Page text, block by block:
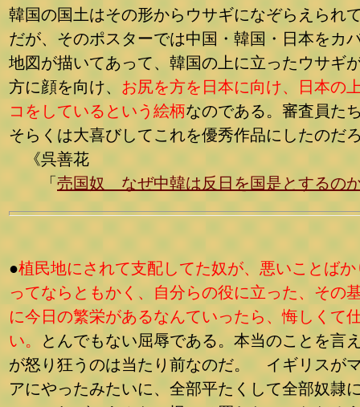
韓国の国土はその形からウサギになぞらえられ
だが、そのポスターでは中国・韓国・日本をカ
地図が描いてあって、韓国の上に立ったウサギ
方に顔を向け、 お尻を方を日本に向け、日本の
コをしているという絵柄なのである。審査員た
そらくは大喜びしてこれを優秀作品にしたのだ
《呉善花
「 売国奴 なぜ中韓は反日を国是とするの
●植民地にされて支配してた奴が、悪いことばか
ってならともかく、自分らの役に立った、その
に今日の繁栄があるなんていったら、悔しくて
い。
とんでもない屈辱である。本当のことを言
が怒り狂うのは当たり前なのだ。 イギリスが
アにやったみたいに、全部平たくして全部奴隷